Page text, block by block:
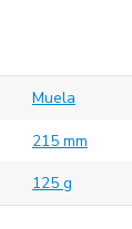
Muela
215 mm
125 g